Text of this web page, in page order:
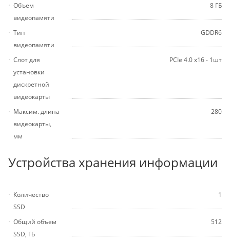
Объем
видеопамяти
8 ГБ
Тип
видеопамяти
GDDR6
Слот для
установки
дискретной
видеокарты
PCIe 4.0 x16 - 1шт
Максим. длина
видеокарты,
мм
280
Устройства хранения информации
Количество
SSD
1
Общий объем
SSD, ГБ
512